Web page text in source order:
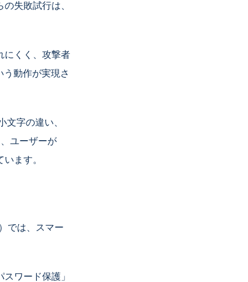
失敗試行は、
にくく、攻撃者
動作が実現さ
文字の違い、
ユーザーが
ます。
では、スマー
ワード保護」